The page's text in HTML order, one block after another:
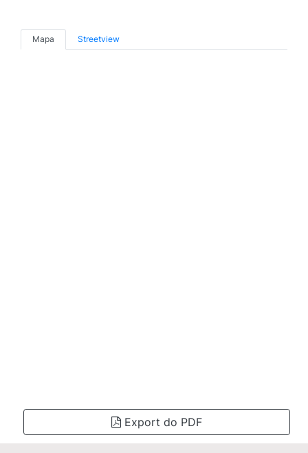
Mapa Streetview
Export do PDF